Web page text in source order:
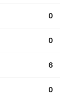
0
0
6
0